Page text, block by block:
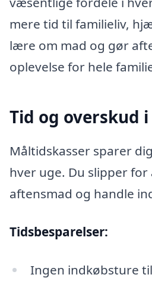
mere tid til familieliv,
lære om mad og gør
oplevelse for hele
Tid og overskud
Måltidskasser sparer
hver uge. Du slipper
aftensmad og handle
Tidsbesparelser:
Ingen indkøbsture